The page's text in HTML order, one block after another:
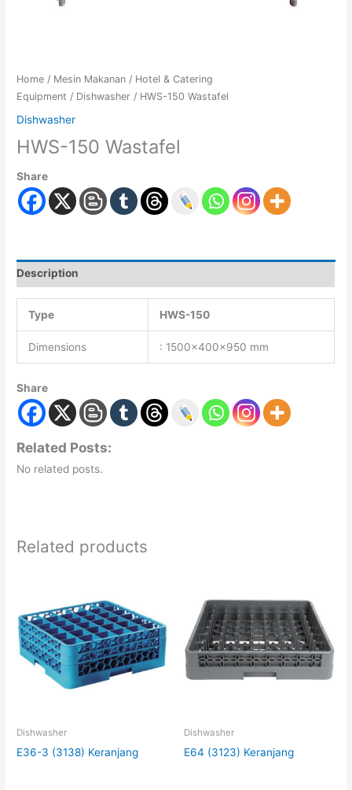
Home / Mesin Makanan / Hotel & Catering
Equipment / Dishwasher / HWS-150 Wastafel
Dishwasher
HWS-150 Wastafel
Share
Description
Type HWS-150
Dimensions : 1500x400x950 mm
Share
Related Posts:
No related posts.
Related products
Dishwasher
E36-3 (3138) Keranjang
Dishwasher
E64 (3123) Keranjang